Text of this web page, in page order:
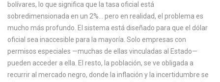
bolívares, lo que significa que la tasa oficial está
sobredimensionada en un 2%… pero en realidad, el problema es
mucho más profundo. El sistema está diseñado para que el dólar
oficial sea inaccesible para la mayoría. Solo empresas con
permisos especiales —muchas de ellas vinculadas al Estado—
pueden acceder a ella. El resto, la población, se ve obligada a
recurrir al mercado negro, donde la inflación y la incertidumbre se